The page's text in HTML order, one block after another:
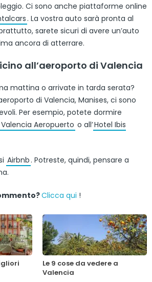
Ci sono anche piattaforme online
. La vostra auto sarà pronta al
sarete sicuri di avere un’auto
ancora di atterrare.
all’aeroporto di Valencia
mattina o arrivate in tarda serata?
di Valencia, Manises, ci sono
Per esempio, potete dormire
Aeropuerto o all’Hotel Ibis
Airbnb . Potreste, quindi, pensare a
Clicca qui !
Le 9 cose da vedere a
Valencia